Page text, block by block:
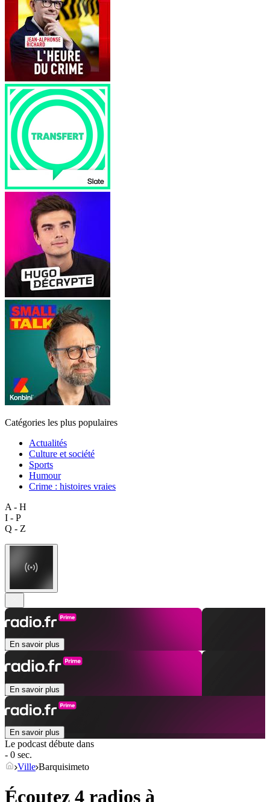
Catégories les plus populaires
Actualités
Culture et société
Sports
Humour
Crime : histoires vraies
A - H
I - P
Q - Z
En savoir plus
En savoir plus
En savoir plus
Le podcast débute dans
- 0 sec.
Ville Barquisimeto
Écoutez 4 radios à